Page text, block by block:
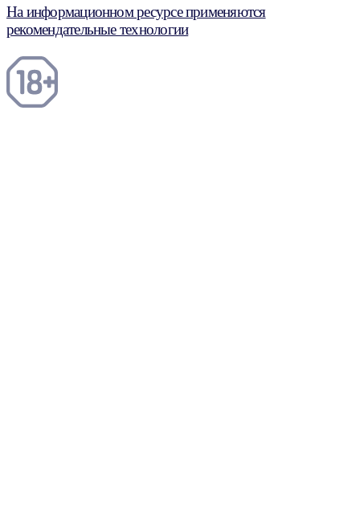
На информационном ресурсе применяются
рекомендательные технологии